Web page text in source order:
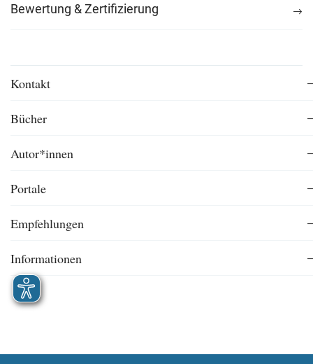
Bewertung & Zertifizierung
Kontakt
Bücher
Autor*innen
Portale
Empfehlungen
Informationen